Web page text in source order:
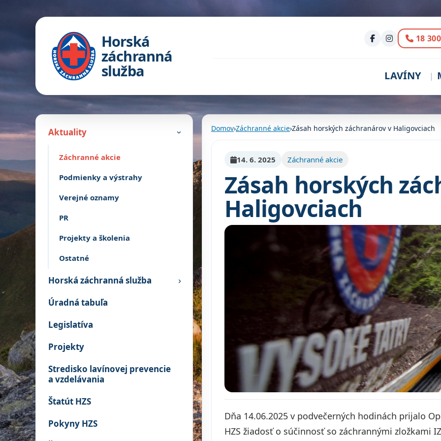
Horská
záchranná
služba
18 300
LAVÍNY
Aktuality ›
Záchranné akcie
Podmienky a výstrahy
Verejné oznamy
PR
Projekty a školenia
Ostatné
Horská záchranná služba ›
Úradná tabuľa
Legislatíva
Projekty
Stredisko lavínovej prevencie
a vzdelávania
Štatút HZS
Pokyny HZS
Domov›Záchranné akcie›Zásah horských záchranárov v Haligovciach
14. 6. 2025 Záchranné akcie
Zásah horských
Haligovciach
Dňa 14.06.2025 v podvečerných hodinách prijalo
HZS žiadosť o súčinnosť so záchrannými zložkami